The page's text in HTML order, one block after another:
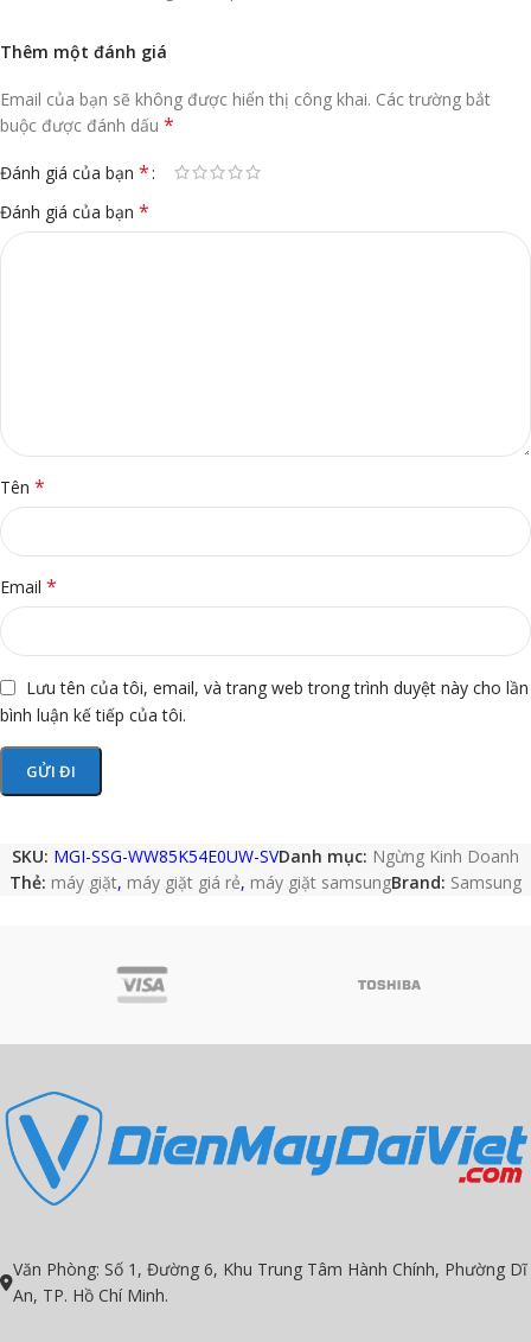
Thêm một đánh giá
Email của bạn sẽ không được hiển thị công khai. Các trường bắt
buộc được đánh dấu *
Đánh giá của bạn *
Đánh giá của bạn *
Tên *
Email *
Lưu tên của tôi, email, và trang web trong trình duyệt này cho lần
bình luận kế tiếp của tôi.
SKU: MGI-SSG-WW85K54E0UW-SVDanh mục: Ngừng Kinh Doanh
Thẻ: máy giặt, máy giặt giá rẻ, máy giặt samsungBrand: Samsung
Văn Phòng: Số 1, Đường 6, Khu Trung Tâm Hành Chính, Phường Dĩ
An, TP. Hồ Chí Minh.